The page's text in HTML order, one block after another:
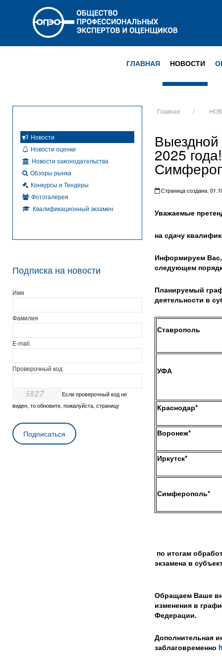
ГЛАВНАЯ НОВОСТИ
Главная
2025
Страница создана:
Уважаемые
на сдачу
Информируем
следующем
Планируемый
деятельности в
Ставрополь
УФА
Краснодар*
Воронеж*
Иркутск*
Симферополь*
по итогам
экзамена в
Обращаем Ваше
изменения в
Федерации.
Дополнительная
заблаговременно
Новости
Новости оценки
Новости законодательства
Обзоры рынка
Конкурсы и Тендеры
Фотогалерея
Квалификационный экзамен
Подписка на новости
Имя
Фамилия
E-mail
Проверочный код
Если проверочный код не
виден, то обновите, пожалуйста, страницу